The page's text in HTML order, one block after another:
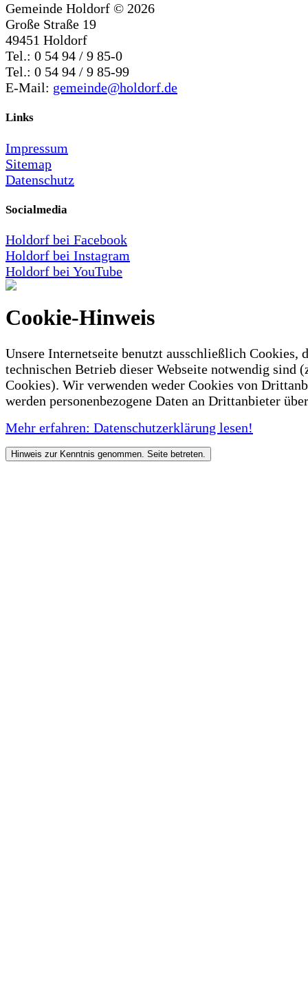
Gemeinde Holdorf © 2026
Große Straße 19
49451 Holdorf
Tel.: 0 54 94 / 9 85-0
Tel.: 0 54 94 / 9 85-99
E-Mail: gemeinde@holdorf.de
Links
Impressum
Sitemap
Datenschutz
Socialmedia
Holdorf bei Facebook
Holdorf bei Instagram
Holdorf bei YouTube
Cookie-Hinweis
Unsere Internetseite benutzt ausschließlich Cookies,
technischen Betrieb dieser Webseite notwendig sind
Cookies). Wir verwenden weder Cookies von
werden personenbezogene Daten an Drittanbieter
Mehr erfahren: Datenschutzerklärung lesen!
Hinweis zur Kenntnis genommen. Seite betreten.